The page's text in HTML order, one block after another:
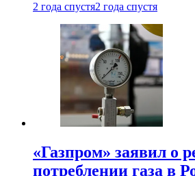
2 года спустя2 года спустя
«Газпром» заявил о
потреблении газа в